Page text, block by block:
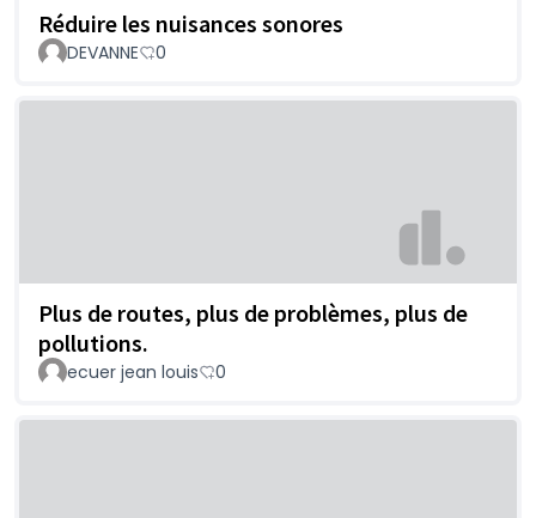
Réduire les nuisances sonores
DEVANNE 0
Plus de routes, plus de problèmes, plus de
pollutions.
ecuer jean louis 0